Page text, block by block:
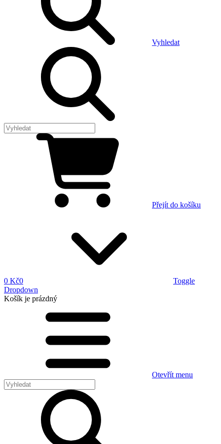
Vyhledat
Přejít do košíku
0 Kč0
Toggle
Dropdown
Košík je prázdný
Otevřít menu